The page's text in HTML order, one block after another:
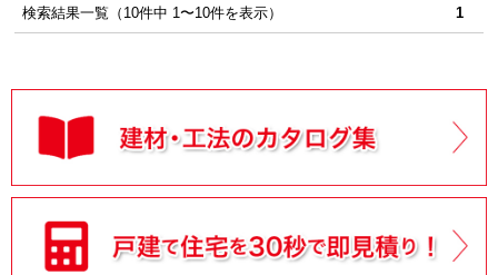
検索結果一覧（10件中 1〜10件を表示） 1